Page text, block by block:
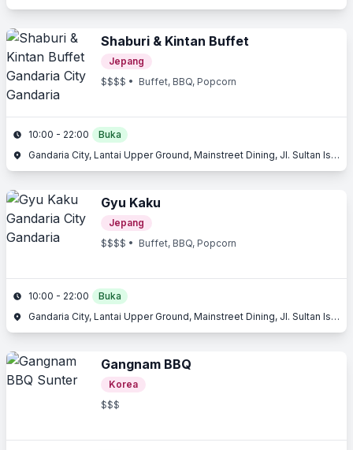
Shaburi & Kintan Buffet
Jepang
$$$$ • Buffet, BBQ, Popcorn
10:00 - 22:00
Buka
Gandaria City, Lantai Upper Ground, Mainstreet Dining, Jl. Sultan Iskandar Muda, Gandaria, Jakarta Selatan, Jakarta
Gyu Kaku
Jepang
$$$$ • Buffet, BBQ, Popcorn
10:00 - 22:00
Buka
Gandaria City, Lantai Upper Ground, Mainstreet Dining, Jl. Sultan Iskandar Muda, Gandaria, Jakarta Selatan, Jakarta
Gangnam BBQ
Korea
$$$